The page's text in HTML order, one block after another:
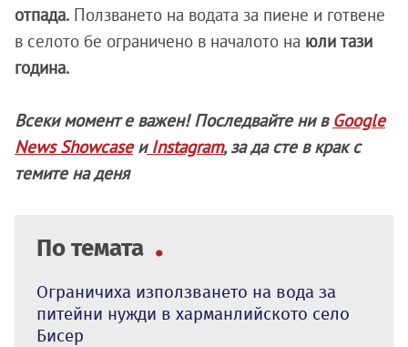
отпада. Ползването на водата за пиене и готвене
в селото бе ограничено в началото на юли тази
година.
Всеки момент е важен! Последвайте ни в Google
News ShowcaseиInstagram, за да сте в крак с
темите на деня
По темата
Ограничиха използването на вода за
питейни нужди в харманлийското село
Бисер